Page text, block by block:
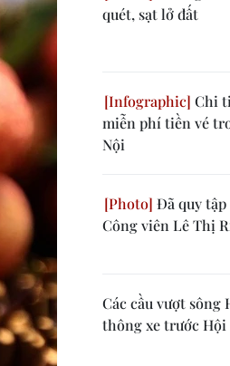
quét, sạt lở đất
Chi
miễn phí tiền vé
Nội
Đã quy
Công viên Lê Thị
Các cầu vượt sông
thông xe trước Hội